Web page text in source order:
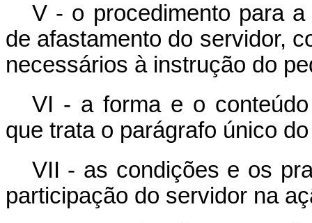
V - o procedimento para
de afastamento do servidor,
necessários à instrução do
VI - a forma e o
que trata o parágrafo único
VII - as condições e os
participação do servidor na